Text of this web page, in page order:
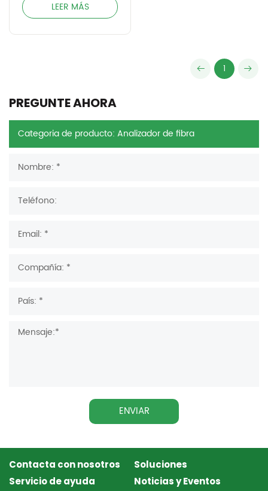
LEER MÁS
1
PREGUNTE AHORA
ENVIAR
Contacta con nosotros
Soluciones
Servicio de ayuda
Noticias y Eventos